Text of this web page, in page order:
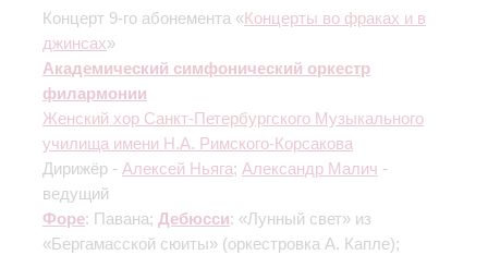
Концерт 9-го абонемента «Концерты во фраках и в
джинсах»
Академический симфонический оркестр
филармонии
Женский хор Санкт-Петербургского Музыкального
училища имени Н.А. Римского-Корсакова
Дирижёр - Алексей Ньяга; Александр Малич -
ведущий
Форе: Павана; Дебюсси: «Лунный свет» из
«Бергамасcкой сюиты» (оркестровка А. Капле);